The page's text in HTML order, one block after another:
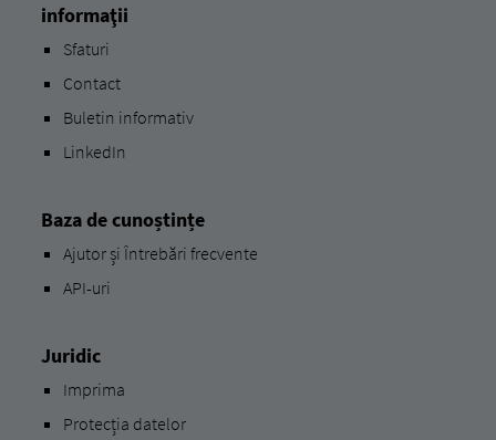
informaţii
Sfaturi
Contact
Buletin informativ
LinkedIn
Baza de cunoștințe
Ajutor și Întrebări frecvente
API-uri
Juridic
Imprima
Protecția datelor